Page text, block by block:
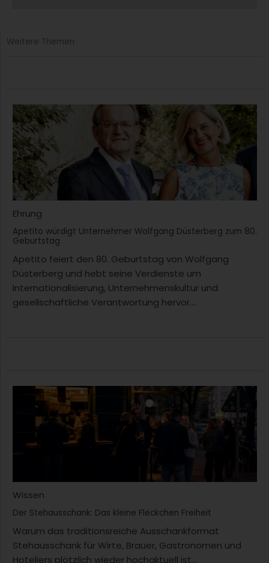
Weitere Themen
Ehrung
Apetito würdigt Unternehmer Wolfgang Düsterberg zum 80.
Geburtstag
Apetito feiert den 80. Geburtstag von Wolfgang
Düsterberg und hebt seine Verdienste um
Internationalisierung, Unternehmenskultur und
gesellschaftliche Verantwortung hervor....
Wissen
Der Stehausschank: Das kleine Fleckchen Freiheit
Warum das traditionsreiche Ausschankformat
Stehausschank für Wirte, Brauer, Gastronomen und
Hoteliers plötzlich wieder hochaktuell ist....